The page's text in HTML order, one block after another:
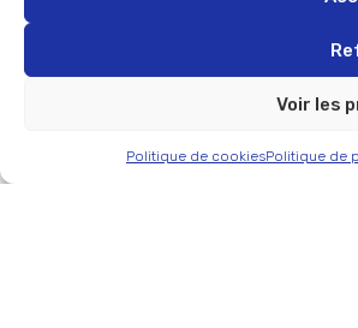
Voir les
Politique de cookiesPolitique de